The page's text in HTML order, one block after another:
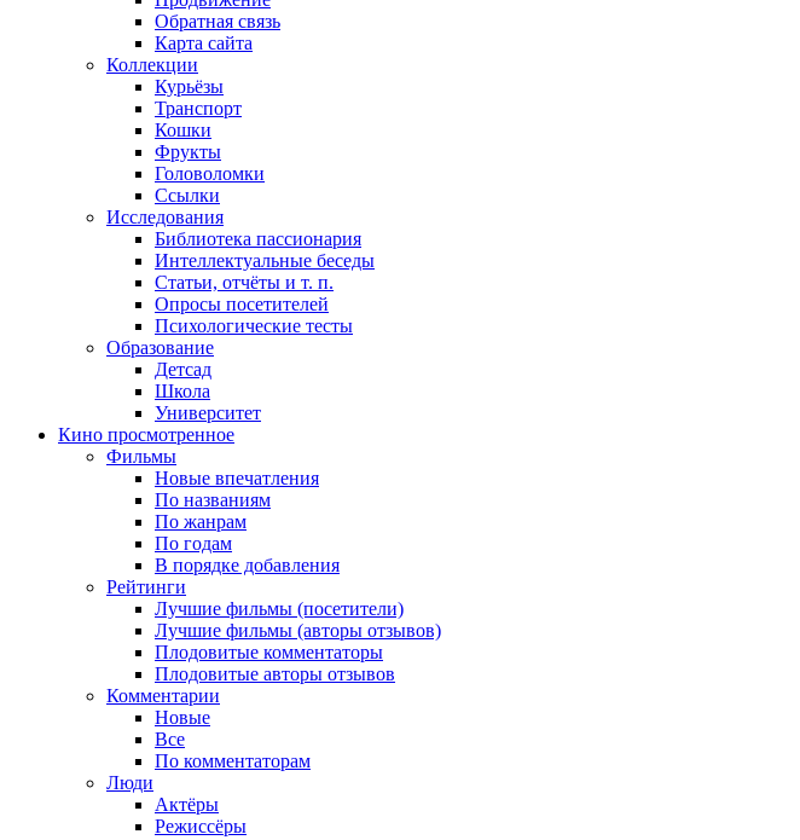
Обратная связь
Карта сайта
Коллекции
Курьёзы
Транспорт
Кошки
Фрукты
Головоломки
Ссылки
Исследования
Библиотека пассионария
Интеллектуальные беседы
Статьи, отчёты и т. п.
Опросы посетителей
Психологические тесты
Образование
Детсад
Школа
Университет
Кино просмотренное
Фильмы
Новые впечатления
По названиям
По жанрам
По годам
В порядке добавления
Рейтинги
Лучшие фильмы (посетители)
Лучшие фильмы (авторы отзывов)
Плодовитые комментаторы
Плодовитые авторы отзывов
Комментарии
Новые
Все
По комментаторам
Люди
Актёры
Режиссёры